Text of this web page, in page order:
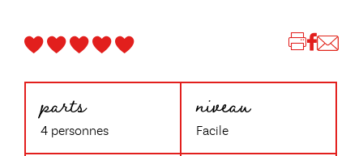
parts
4 personnes
niveau
Facile